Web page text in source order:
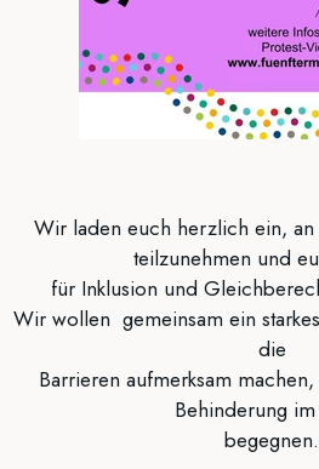
Wir laden euch herzlich ein, an
teilzunehmen und
für Inklusion und
Wir wollen gemeinsam ein
die
Barrieren aufmerksam
Behinderung
begegnen.